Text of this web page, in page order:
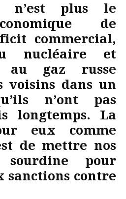
n’est plus le
de
commercial,
nucléaire et
au gaz russe
voisins dans un
n’ont pas
longtemps. La
eux comme
de mettre nos
pour
sanctions contre